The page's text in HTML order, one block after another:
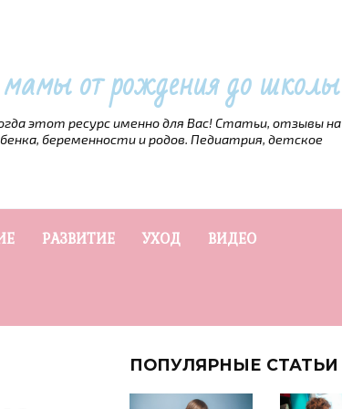
от рождения до школы
этот ресурс именно для Вас! Статьи, отзывы на
беременности и родов. Педиатрия, детское
РАЗВИТИЕ УХОД ВИДЕО
ПОПУЛЯРНЫЕ СТАТЬИ